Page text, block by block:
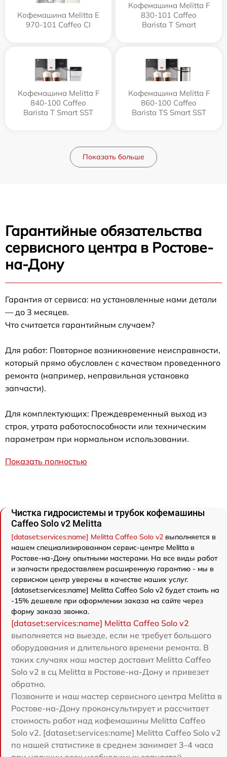
Кофемашина Melitta Е
970-101 Caffeo CI
Кофемашина Melitta F
830-101 Caffeo
Barista T Smart
Кофемашина Melitta F
840-100 Caffeo
Barista T Smart SST
Кофемашина Melitta F
860-100 Caffeo
Barista TS Smart SST
Показать больше
Гарантийные обязательства
сервисного центра в Ростове-
на-Дону
Гарантия от сервиса: на установленные нами детали
— до 3 месяцев.
Что считается гарантийным случаем?
Для работ: Повторное возникновение неисправности,
который прямо обусловлен с качеством проведенного
ремонта (например, неправильная установка
запчасти).
Для комплектующих: Преждевременный выход из
строя, утрата работоспособности или техническим
параметрам при нормальном использовании.
Показать полностью
Чистка гидросистемы и трубок кофемашины
Caffeo Solo v2 Melitta
[dataset:services:name] Melitta Caffeo Solo v2 выполняется в
нашем специализированном сервис-центре Melitta в
Ростове-на-Дону опытными мастерами. На все виды работ
и запчасти предоставляем расширенную гарантию - мы в
сервисном центр уверены в качестве наших услуг.
[dataset:services:name] Melitta Caffeo Solo v2 будет стоить на
-15% дешевле при оформлении заказа на сайте через
форму заказа звонка.
[dataset:services:name] Melitta Caffeo Solo v2
выполняется на выезде, если не требует большого
оборудования и длительного времени ремонта. В
таких случаях наш мастер доставит Melitta Caffeo
Solo v2 в сц Melitta в Ростове-на-Дону и привезет
обратно.
Позвоните и наш мастер сервисного центра Melitta в
Ростове-на-Дону проконсультирует и рассчитает
стоимость работ над кофемашины Melitta Caffeo
Solo v2. [dataset:services:name] Melitta Caffeo Solo v2
по нашей статистике в среднем занимает 3-4 часа